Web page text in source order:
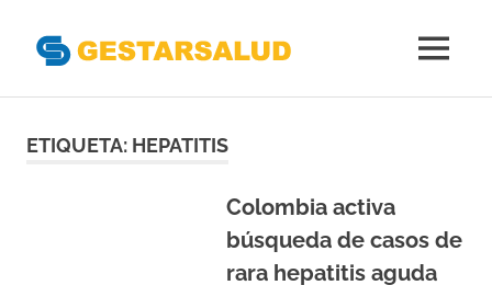
Gestoras
MENÚ
ETIQUETA: HEPATITIS
Colombia activa
búsqueda de casos de
rara hepatitis aguda